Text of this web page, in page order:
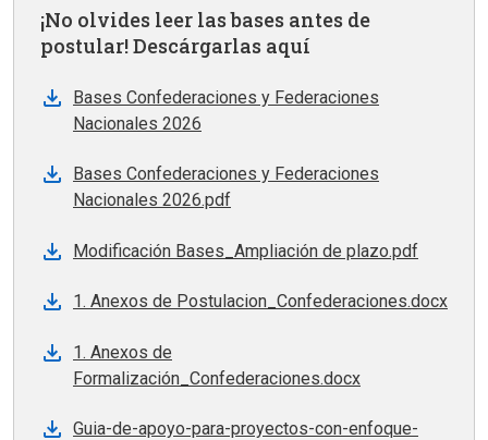
¡No olvides leer las bases antes de
postular! Descárgarlas aquí
Bases Confederaciones y Federaciones
Nacionales 2026
Bases Confederaciones y Federaciones
Nacionales 2026.pdf
Modificación Bases_Ampliación de plazo.pdf
1. Anexos de Postulacion_Confederaciones.docx
1. Anexos de
Formalización_Confederaciones.docx
Guia-de-apoyo-para-proyectos-con-enfoque-